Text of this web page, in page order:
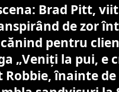
Brad Pitt,
de zor
pentru
„Veniți la pui, e
Robbie, înainte